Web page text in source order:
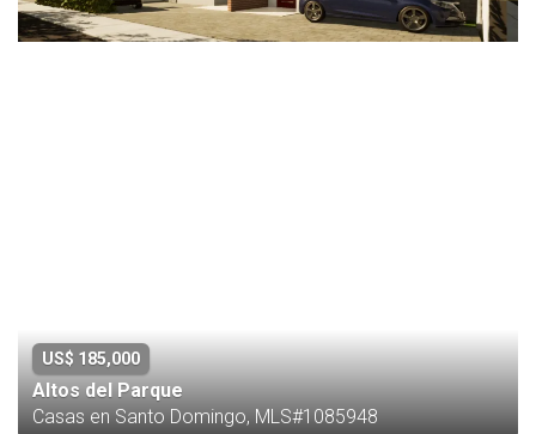
US$ 185,000
Altos del Parque
Casas en Santo Domingo, MLS#1085948